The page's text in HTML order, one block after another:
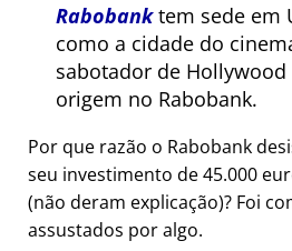
Rabobanktem sede em
como a cidade do
sabotador de
origem no Rabobank.
Por que razão o Rabobank
seu investimento de 45.000
(não deram explicação)? Foi
assustados por algo.